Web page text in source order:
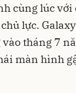
cùng lúc với
lực.
tháng 7
màn hình